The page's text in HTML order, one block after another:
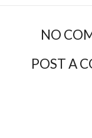
NO
POST A